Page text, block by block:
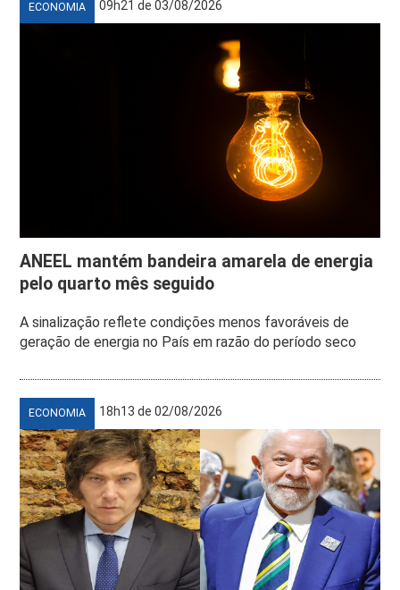
ECONOMIA 09h21 de 03/08/2026
ANEEL mantém bandeira amarela de energia
pelo quarto mês seguido
A sinalização reflete condições menos favoráveis de
geração de energia no País em razão do período seco
ECONOMIA 18h13 de 02/08/2026